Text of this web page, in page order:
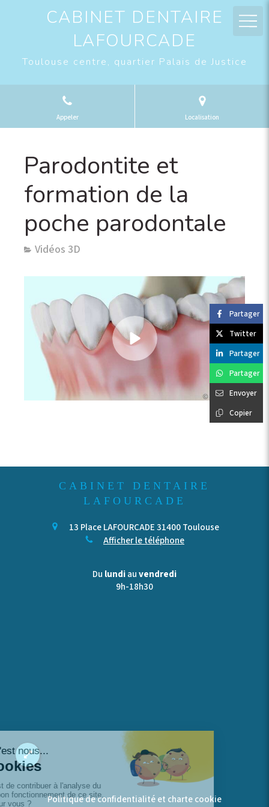
CABINET DENTAIRE
LAFOURCADE
Toulouse centre, quartier Palais de Justice
Appeler Localisation
Parodontite et
formation de la
poche parodontale
Vidéos 3D
Partager
Twitter
Partager
Partager
Envoyer
Copier
CABINET DENTAIRE
LAFOURCADE
13 Place LAFOURCADE31400 Toulouse
Afficher le téléphone
Du lundiauvendredi
9h-18h30
Politique de confidentialité et charte cookie